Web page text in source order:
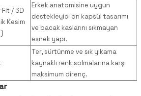
Fit / 3D
Kesim
Erkek anatomisine uygun
destekleyici ön kapsül tasarımı
ve bacak kaslarını sıkmayan
esnek yapı.
Ter, sürtünme ve sık yıkama
kaynaklı renk solmalarına karşı
maksimum direnç.